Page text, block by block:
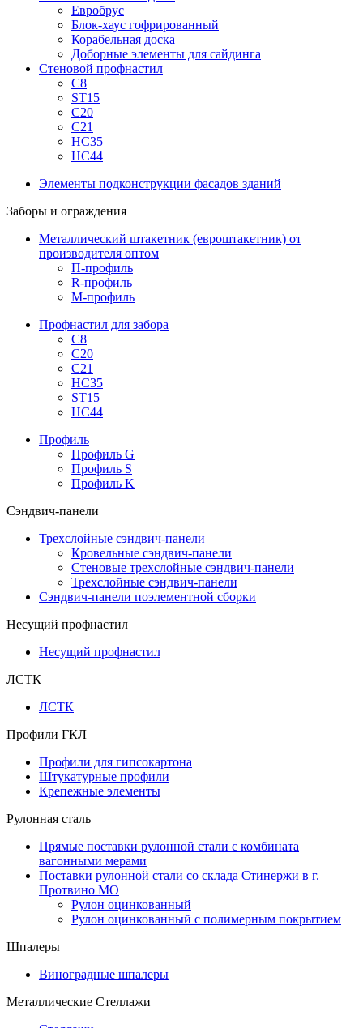
Евробрус
Блок-хаус гофрированный
Корабельная доска
Доборные элементы для сайдинга
Стеновой профнастил
С8
ST15
С20
С21
НС35
НС44
Элементы подконструкции фасадов зданий
Заборы и ограждения
Металлический штакетник (евроштакетник) от
производителя оптом
П-профиль
R-профиль
М-профиль
Профнастил для забора
С8
С20
С21
НС35
ST15
НС44
Профиль
Профиль G
Профиль S
Профиль K
Сэндвич-панели
Трехслойные сэндвич-панели
Кровельные сэндвич-панели
Стеновые трехслойные сэндвич-панели
Трехслойные сэндвич-панели
Сэндвич-панели поэлементной сборки
Несущий профнастил
Несущий профнастил
ЛСТК
ЛСТК
Профили ГКЛ
Профили для гипсокартона
Штукатурные профили
Крепежные элементы
Рулонная сталь
Прямые поставки рулонной стали с комбината
вагонными мерами
Поставки рулонной стали со склада Стинержи в г.
Протвино МО
Рулон оцинкованный
Рулон оцинкованный с полимерным покрытием
Шпалеры
Виноградные шпалеры
Металлические Стеллажи